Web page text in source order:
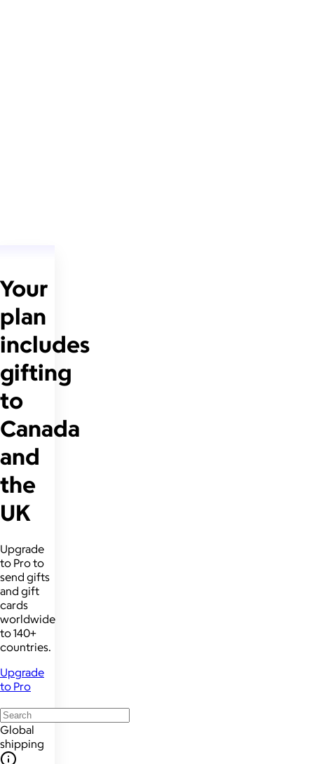
Your
plan
includes
gifting
to
Canada
and
the
UK
Upgrade
to Pro to
send gifts
and gift
cards
worldwide
to 140+
countries.
Upgrade
to Pro
Global
shipping